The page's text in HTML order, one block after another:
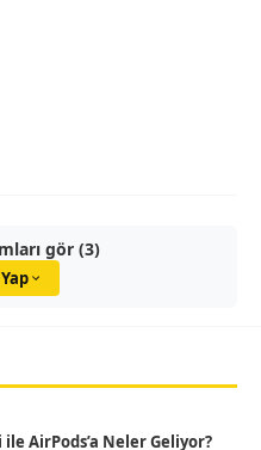
gör (3)
AirPods’a Neler Geliyor?